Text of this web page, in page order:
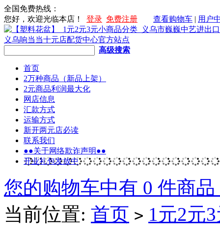
全国免费热线：
您好，欢迎光临本店！
登录 免费注册 查看购物车 | 用户
高级搜索
首页
2万种商品（新品上架）
2元商品利润最大化
网店信息
汇款方式
运输方式
新开两元店必读
联系我们
●●关于网络欺诈声明●●
开业礼包发放中
您的购物车中有 0 件商
当前位置: 首页 > 1元2元